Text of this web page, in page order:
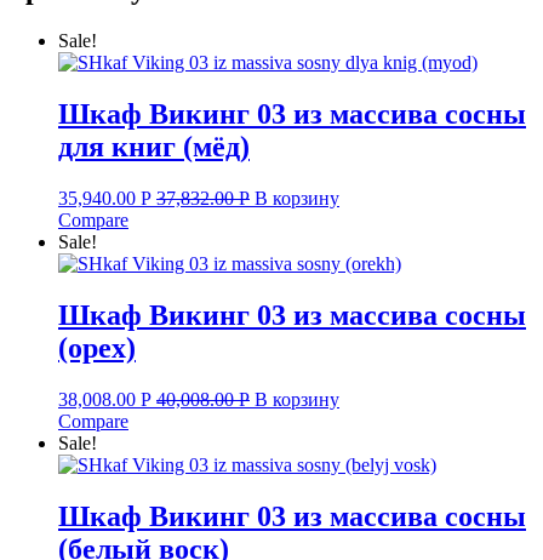
Sale!
Шкаф Викинг 03 из массива сосны
для книг (мёд)
35,940.00 Р 37,832.00Р В корзину
Compare
Sale!
Шкаф Викинг 03 из массива сосны
(орех)
38,008.00 Р 40,008.00Р В корзину
Compare
Sale!
Шкаф Викинг 03 из массива сосны
(белый воск)